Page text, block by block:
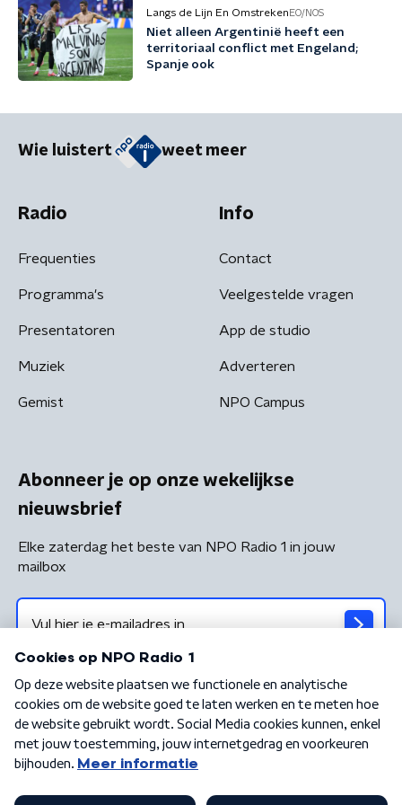
Langs de Lijn En Omstreken EO/NOS
Niet alleen Argentinië heeft een
territoriaal conflict met Engeland;
Spanje ook
Wie luistert weet meer
Radio
Frequenties
Programma's
Presentatoren
Muziek
Gemist
Info
Contact
Veelgestelde vragen
App de studio
Adverteren
NPO Campus
Abonneer je op onze wekelijkse
nieuwsbrief
Elke zaterdag het beste van NPO Radio 1 in jouw
mailbox
Algemene voorwaarden